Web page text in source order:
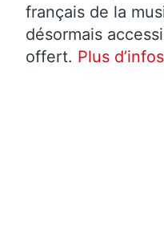
français de la
désormais
offert. Plus